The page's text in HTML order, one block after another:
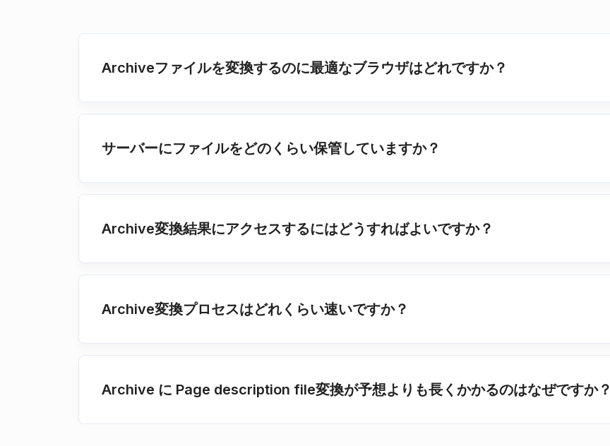
Archiveファイルを変換するのに最適なブラウザはどれですか？
サーバーにファイルをどのくらい保管していますか？
Archive変換結果にアクセスするにはどうすればよいですか？
Archive変換プロセスはどれくらい速いですか？
Archive に Page description file変換が予想よりも長くかかるのはなぜですか？